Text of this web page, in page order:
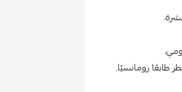
طابعًا رومانسيًا.